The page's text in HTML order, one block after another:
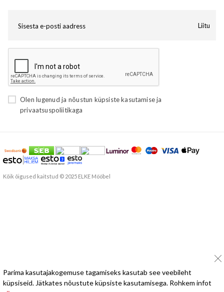
Liitu
Olen lugenud ja nõustun küpsiste kasutamiseja
privaatsuspoliitikaga
Kõik õigused kaitstud © 2025 ELKE Mööbel
Parima kasutajakogemuse tagamiseks kasutab see veebileht
küpsiseid. Jätkates nõustute küpsiste kasutamisega. Rohkem infot